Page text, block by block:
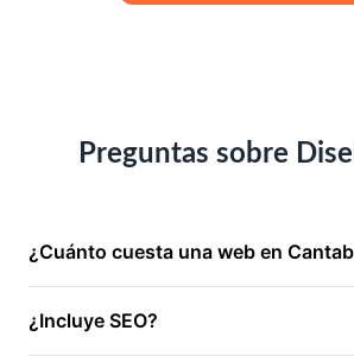
Preguntas sobre
¿Cuánto cuesta una web en
profesionales desde 690€ (pago
¿Incluye SEO?